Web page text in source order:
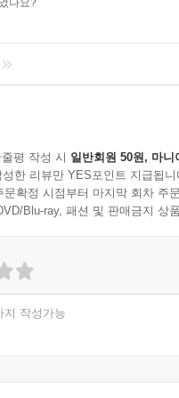
나요?
평 작성 시 일반회원 50원, 마니
한 리뷰만 YES포인트 지급됩니
문확정 시점부터 마지막 회차 주
Blu-ray, 패션 및 판매금지 상
지 작성가능